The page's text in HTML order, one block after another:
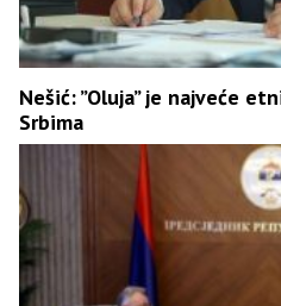
Nešić: ”Oluja” je najveće
Srbima